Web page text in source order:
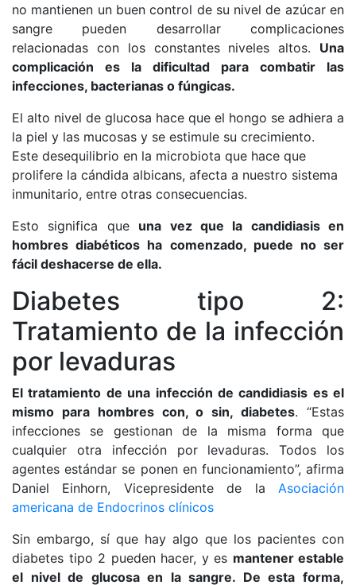
no mantienen un buen control de su nivel de azúcar en
sangre pueden desarrollar complicaciones
relacionadas con los constantes niveles altos. Una
complicación es la dificultad para combatir las
infecciones, bacterianas o fúngicas.
El alto nivel de glucosa hace que el hongo se adhiera a
la piel y las mucosas y se estimule su crecimiento.
Este desequilibrio en la microbiota que hace que
prolifere la cándida albicans, afecta a nuestro sistema
inmunitario, entre otras consecuencias.
Esto significa que una vez que la candidiasis en
hombres diabéticos ha comenzado, puede no ser
fácil deshacerse de ella.
Diabetes tipo 2:
Tratamiento de la infección
por levaduras
El tratamiento de una infección de candidiasis es el
mismo para hombres con, o sin, diabetes. “Estas
infecciones se gestionan de la misma forma que
cualquier otra infección por levaduras. Todos los
agentes estándar se ponen en funcionamiento”, afirma
Daniel Einhorn, Vicepresidente de la Asociación
americana de Endocrinos clínicos
Sin embargo, sí que hay algo que los pacientes con
diabetes tipo 2 pueden hacer, y es mantener estable
el nivel de glucosa en la sangre. De esta forma,